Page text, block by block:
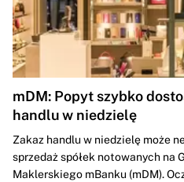
mDM: Popyt szybko
handlu w niedzielę
Zakaz handlu w niedzielę może
sprzedaż spółek notowanych na
Maklerskiego mBanku (mDM).